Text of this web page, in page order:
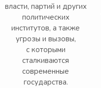
власти, партий и других
политических
институтов, а также
угрозы и вызовы,
с которыми
сталкиваются
современные
государства.